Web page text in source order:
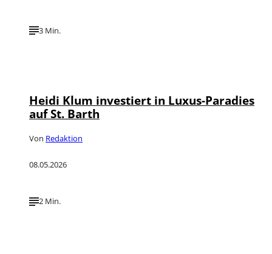
3 Min.
Heidi Klum investiert in Luxus-Paradies
auf St. Barth
Von Redaktion
08.05.2026
2 Min.